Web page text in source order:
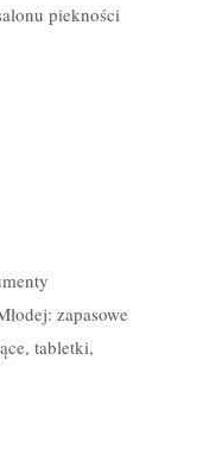
piekności
zapasowe
tabletki,